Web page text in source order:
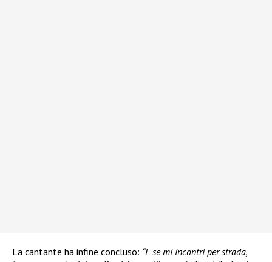
La cantante ha infine concluso: “E se mi incontri per strada,